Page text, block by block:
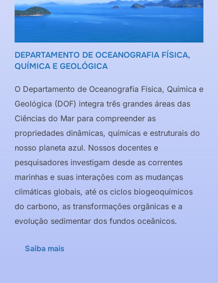
DEPARTAMENTO DE OCEANOGRAFIA FÍSICA,
QUÍMICA E GEOLÓGICA
O Departamento de Oceanografia Física, Química e
Geológica (DOF) integra três grandes áreas das
Ciências do Mar para compreender as
propriedades dinâmicas, químicas e estruturais do
nosso planeta azul. Nossos docentes e
pesquisadores investigam desde as correntes
marinhas e suas interações com as mudanças
climáticas globais, até os ciclos biogeoquímicos
do carbono, as transformações orgânicas e a
evolução sedimentar dos fundos oceânicos.
Saiba mais